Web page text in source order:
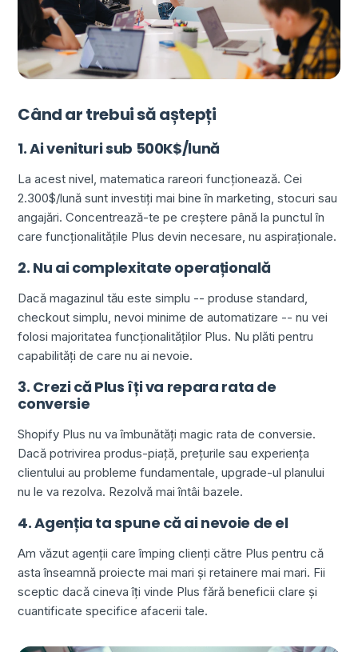
Când ar trebui să aștepți
1. Ai venituri sub 500K$/lună
La acest nivel, matematica rareori funcționează. Cei
2.300$/lună sunt investiți mai bine în marketing, stocuri sau
angajări. Concentrează-te pe creștere până la punctul în
care funcționalitățile Plus devin necesare, nu aspiraționale.
2. Nu ai complexitate operațională
Dacă magazinul tău este simplu -- produse standard,
checkout simplu, nevoi minime de automatizare -- nu vei
folosi majoritatea funcționalităților Plus. Nu plăti pentru
capabilități de care nu ai nevoie.
3. Crezi că Plus îți va repara rata de
conversie
Shopify Plus nu va îmbunătăți magic rata de conversie.
Dacă potrivirea produs-piață, prețurile sau experiența
clientului au probleme fundamentale, upgrade-ul planului
nu le va rezolva. Rezolvă mai întâi bazele.
4. Agenția ta spune că ai nevoie de el
Am văzut agenții care împing clienți către Plus pentru că
asta înseamnă proiecte mai mari și retainere mai mari. Fii
sceptic dacă cineva îți vinde Plus fără beneficii clare și
cuantificate specifice afacerii tale.